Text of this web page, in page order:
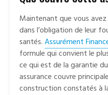
Maintenant que vous
dans l’obligation de leur
santés.Assurément
formule qui convient le
ce qui est de la garantie
assurance couvre
construction constatés à